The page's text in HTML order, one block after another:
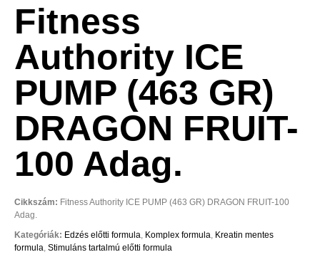
Fitness
Authority ICE
PUMP (463 GR)
DRAGON FRUIT-
100 Adag.
Cikkszám: Fitness Authority ICE PUMP (463 GR) DRAGON FRUIT-100
Adag.
Kategóriák: Edzés előtti formula, Komplex formula, Kreatin mentes
formula, Stimuláns tartalmú előtti formula